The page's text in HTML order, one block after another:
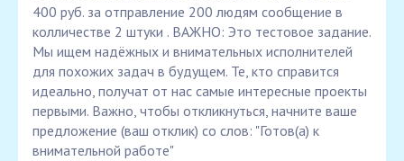
400 руб. за отправление 200 людям сообщение в
колличестве 2 штуки . ВАЖНО: Это тестовое задание.
Мы ищем надёжных и внимательных исполнителей
для похожих задач в будущем. Те, кто справится
идеально, получат от нас самые интересные проекты
первыми. Важно, чтобы откликнуться, начните ваше
предложение (ваш отклик) со слов: "Готов(а) к
внимательной работе"